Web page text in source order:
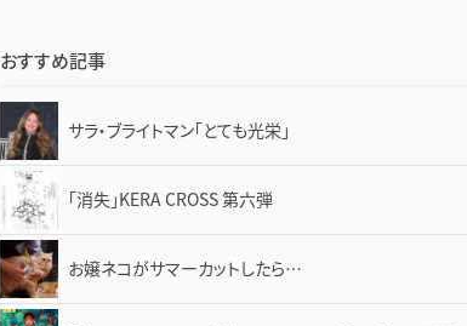
おすすめ記事
サラ・ブライトマン「とても光栄」
「消失」KERA CROSS 第六弾
お嬢ネコがサマーカットしたら…